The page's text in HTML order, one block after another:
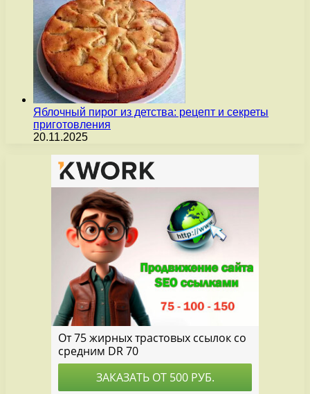
Яблочный пирог из детства: рецепт и секреты
приготовления
20.11.2025